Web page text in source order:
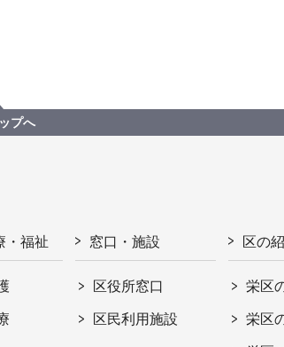
プへ
・福祉 窓口・施設
区役所窓口
区民利用施設
区の
栄区
栄区